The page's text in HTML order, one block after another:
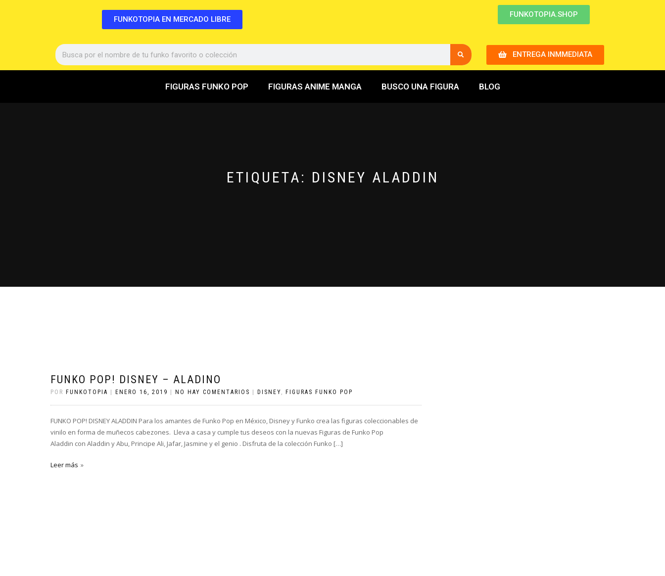
FUNKOTOPIA EN MERCADO LIBRE
FUNKOTOPIA.SHOP
ENTREGA INMMEDIATA
FIGURAS FUNKO POP FIGURAS ANIME MANGA BUSCO UNA FIGURA BLOG
ETIQUETA: DISNEY ALADDIN
FUNKO POP! DISNEY – ALADINO
POR FUNKOTOPIA ENERO 16, 2019 NO HAY COMENTARIOS DISNEY, FIGURAS FUNKO POP
FUNKO POP! DISNEY ALADDIN Para los amantes de Funko Pop en México, Disney y Funko crea las figuras coleccionables de
vinilo en forma de muñecos cabezones. Lleva a casa y cumple tus deseos con la nuevas Figuras de Funko Pop
Aladdin con Aladdin y Abu, Principe Ali, Jafar, Jasmine y el genio . Disfruta de la colección Funko […]
Leer más